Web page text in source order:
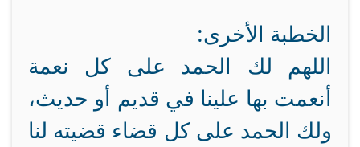
الخطبة الأخرى:
اللهم لك الحمد على كل نعمة
أنعمت بها علينا في قديم أو حديث،
ولك الحمد على كل قضاء قضيته لنا